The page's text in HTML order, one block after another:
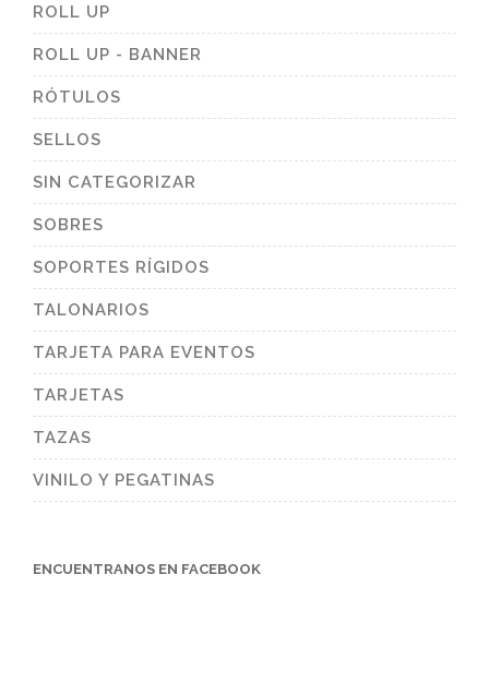
ROLL UP
ROLL UP - BANNER
RÓTULOS
SELLOS
SIN CATEGORIZAR
SOBRES
SOPORTES RÍGIDOS
TALONARIOS
TARJETA PARA EVENTOS
TARJETAS
TAZAS
VINILO Y PEGATINAS
ENCUENTRANOS EN FACEBOOK